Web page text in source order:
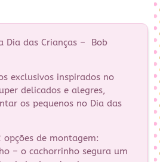
Dia das Crianças – Bob
exclusivos inspirados no
delicados e alegres,
os pequenos no Dia das
de montagem:
– o cachorrinho segura um